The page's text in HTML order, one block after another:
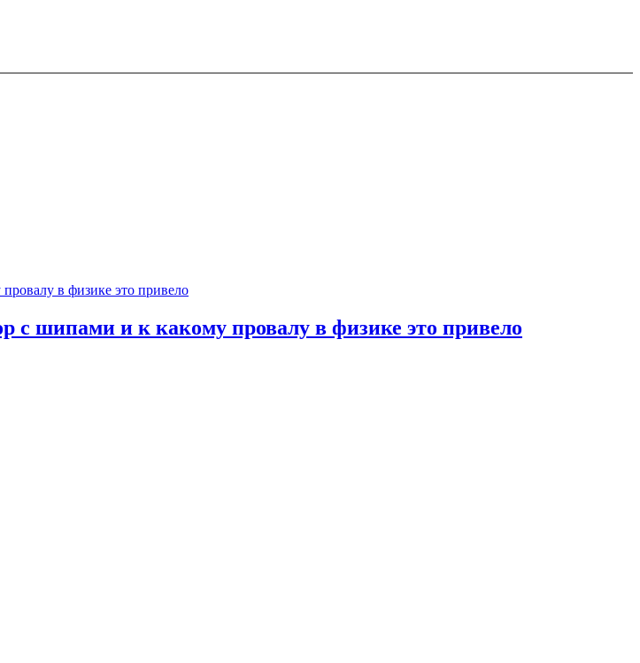
с шипами и к какому провалу в физике это привело